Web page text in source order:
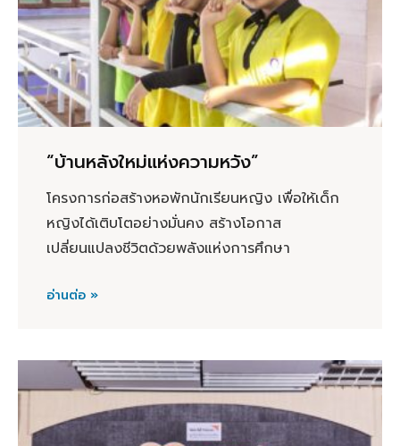
“บ้านหลังใหม่แห่งความหวัง”
โครงการก่อสร้างหอพักนักเรียนหญิง เพื่อให้เด็ก
หญิงได้เติบโตอย่างมั่นคง สร้างโอกาส
เปลี่ยนแปลงชีวิตด้วยพลังแห่งการศึกษา
อ่านต่อ »